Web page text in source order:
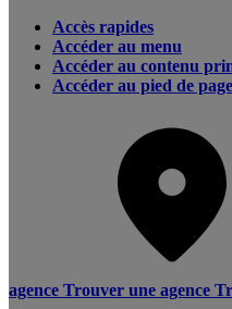
Accès rapides
Accéder au menu
Accéder au contenu
Accéder au pied de page
agence Trouver une agence